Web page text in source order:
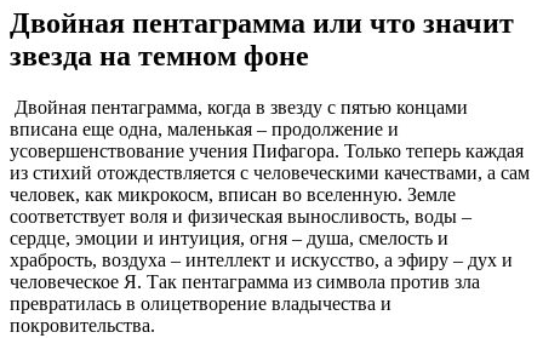
Двойная пентаграмма или что значит
звезда на темном фоне
Двойная пентаграмма, когда в звезду с пятью концами
вписана еще одна, маленькая – продолжение и
усовершенствование учения Пифагора. Только теперь каждая
из стихий отождествляется с человеческими качествами, а сам
человек, как микрокосм, вписан во вселенную. Земле
соответствует воля и физическая выносливость, воды –
сердце, эмоции и интуиция, огня – душа, смелость и
храбрость, воздуха – интеллект и искусство, а эфиру – дух и
человеческое Я. Так пентаграмма из символа против зла
превратилась в олицетворение владычества и
покровительства.